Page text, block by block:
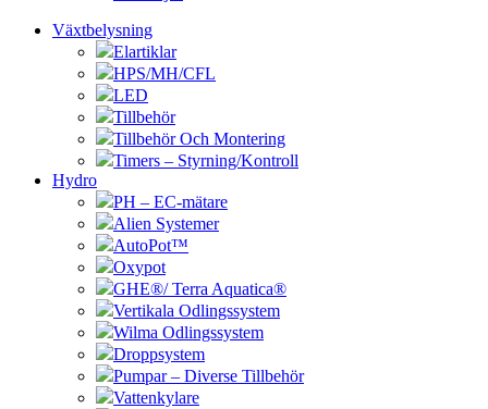
Växtbelysning
Elartiklar
HPS/MH/CFL
LED
Tillbehör
Tillbehör Och Montering
Timers – Styrning/Kontroll
Hydro
PH – EC-mätare
Alien Systemer
AutoPot™
Oxypot
GHE®/ Terra Aquatica®
Vertikala Odlingssystem
Wilma Odlingssystem
Droppsystem
Pumpar – Diverse Tillbehör
Vattenkylare